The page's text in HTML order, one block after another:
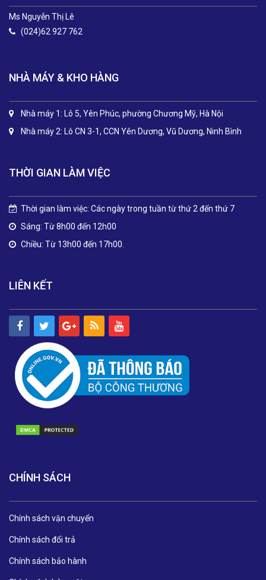
Ms Nguyễn Thị Lê
(024)62 927 762
NHÀ MÁY & KHO HÀNG
Nhà máy 1: Lô 5, Yên Phúc, phường Chương Mỹ, Hà Nội
Nhà máy 2: Lô CN 3-1, CCN Yên Dương, Vũ Dương, Ninh Bình
THỜI GIAN LÀM VIỆC
Thời gian làm việc: Các ngày trong tuần từ thứ 2 đến thứ 7
Sáng: Từ 8h00 đến 12h00
Chiều: Từ 13h00 đến 17h00.
LIÊN KẾT
CHÍNH SÁCH
Chính sách vận chuyển
Chính sách đổi trả
Chính sách bảo hành